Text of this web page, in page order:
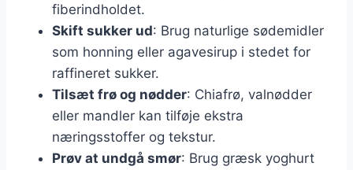
fiberindholdet.
Skift sukker ud: Brug naturlige sødemidler
som honning eller agavesirup i stedet for
raffineret sukker.
Tilsæt frø og nødder: Chiafrø, valnødder
eller mandler kan tilføje ekstra
næringsstoffer og tekstur.
Prøv at undgå smør: Brug græsk yoghurt